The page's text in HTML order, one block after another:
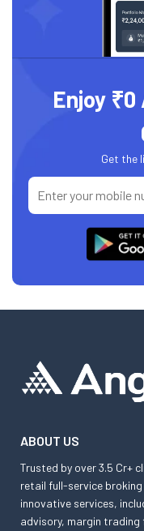
Enjoy
Get the
ABOUT US
Trusted by over 3.5 Cr+
retail full-service broking
innovative services,
advisory, margin